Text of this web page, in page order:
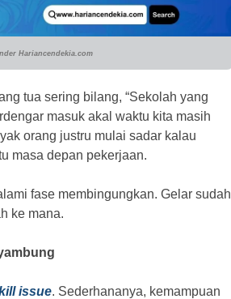
Hariancendekia.com
tua sering bilang, “Sekolah yang
masuk akal waktu kita masih
orang justru mulai sadar kalau
masa depan pekerjaan.
fase membingungkan. Gelar sudah
ke mana.
issue. Sederhananya, kemampuan